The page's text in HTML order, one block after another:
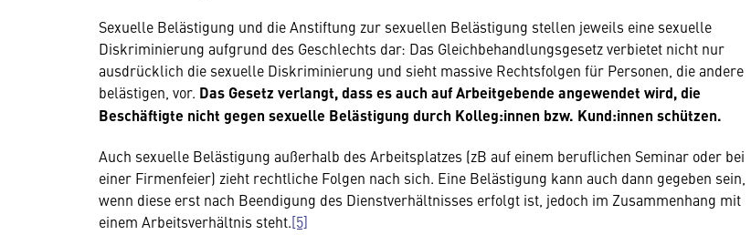
Sexuelle Belästigung und die Anstiftung zur sexuellen Belästigung stellen jeweils eine sexuelle
Diskriminierung aufgrund des Geschlechts dar: Das Gleichbehandlungsgesetz verbietet nicht nur
ausdrücklich die sexuelle Diskriminierung und sieht massive Rechtsfolgen für Personen, die andere
belästigen, vor. Das Gesetz verlangt, dass es auch auf Arbeitgebende angewendet wird, die
Beschäftigte nicht gegen sexuelle Belästigung durch Kolleg:innen bzw. Kund:innen schützen.
Auch sexuelle Belästigung außerhalb des Arbeitsplatzes (zB auf einem beruflichen Seminar oder bei
einer Firmenfeier) zieht rechtliche Folgen nach sich. Eine Belästigung kann auch dann gegeben sein,
wenn diese erst nach Beendigung des Dienstverhältnisses erfolgt ist, jedoch im Zusammenhang mit
einem Arbeitsverhältnis steht.[5]